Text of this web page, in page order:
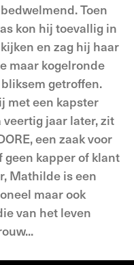
Toen
kon hij toevallig in
en zag hij haar
maar kogelronde
getroffen.
met een kapster
jaar later, zit
een zaak voor
geen kapper of klant
Mathilde is een
maar ook
van het leven